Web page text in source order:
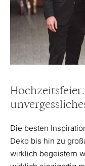
Die besten
Deko bis hin zu
wirklich begeistern